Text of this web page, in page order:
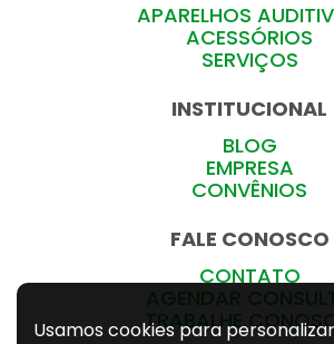
APARELHOS
ACESSÓRIOS
SERVIÇOS
INSTITUCIONAL
BLOG
EMPRESA
CONVÊNIOS
FALE CONOSCO
CONTATO
AGENDAR
TRABALHE
Usamos cookies para